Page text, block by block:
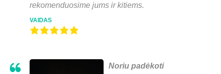
rekomenduosime jums ir kitiems.
VAIDAS
Noriu padėkoti